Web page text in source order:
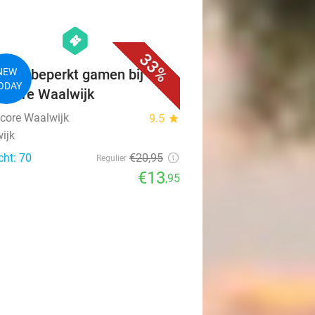
33%
hexagon
events
onbeperkt gamen bij
Waalwijk
Waalwijk 9.5 star
70
Regulier €20,95
€13,95